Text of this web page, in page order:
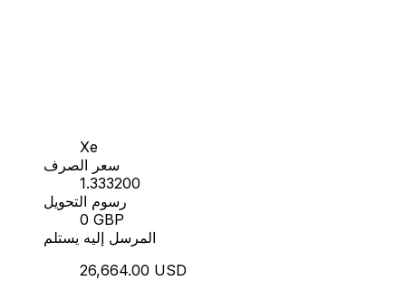
Xe
سعر الصرف
1.333200
رسوم التحويل
0 GBP
المرسل إليه يستلم
26,664.00 USD